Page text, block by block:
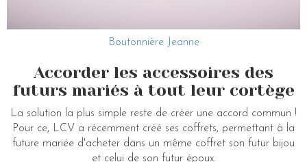
Boutonnière Jeanne
Accorder les accessoires des
futurs mariés à tout leur cortège
La solution la plus simple reste de créer une accord commun !
Pour ce, LCV a récemment créé ses coffrets, permettant à la
future mariée d'acheter dans un même coffret son futur bijou
et celui de son futur époux.